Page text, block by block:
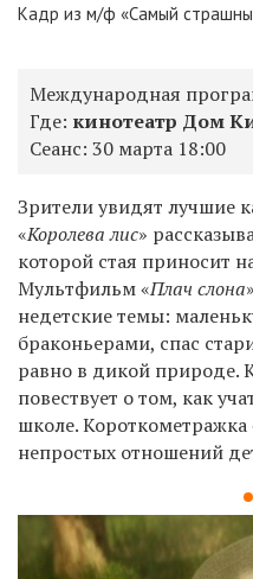
Кадр из м/ф «Самый
Международная
Где: кинотеатр Дом
Сеанс: 30 марта 18:00
Зрители увидят лучшие
«Королева лис»
которой стая приносит
Мультфильм «Плач слона
недетские темы: м
браконьерами, спас
равно в дикой природе.
повествует о том, как
школе. Короткометражка
непростых отношений